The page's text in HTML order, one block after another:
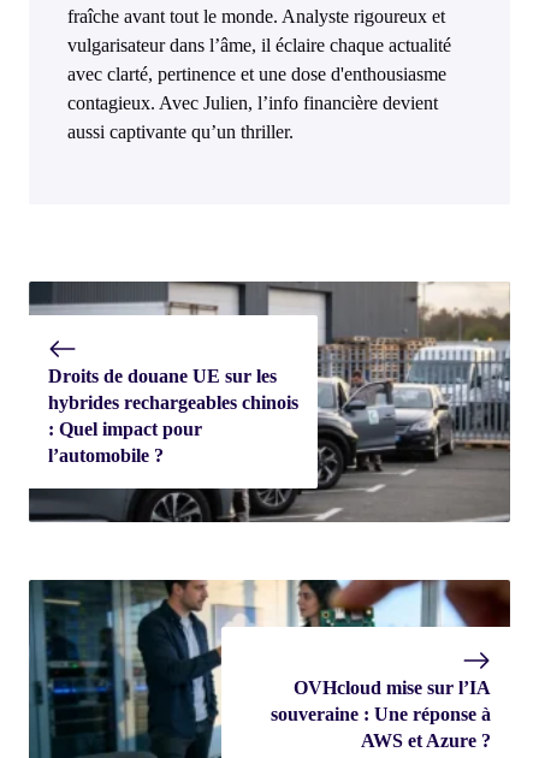
fraîche avant tout le monde. Analyste rigoureux et
vulgarisateur dans l’âme, il éclaire chaque actualité
avec clarté, pertinence et une dose d'enthousiasme
contagieux. Avec Julien, l’info financière devient
aussi captivante qu’un thriller.
Droits de douane UE sur les
hybrides rechargeables chinois
: Quel impact pour
l’automobile ?
OVHcloud mise sur l’IA
souveraine : Une réponse à
AWS et Azure ?